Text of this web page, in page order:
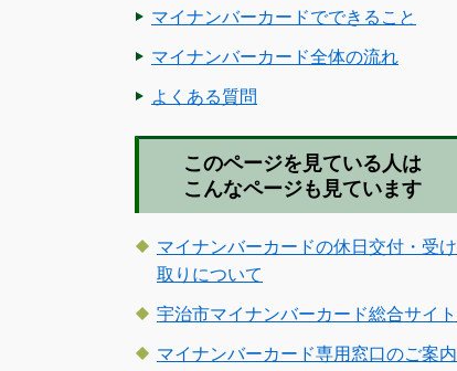
マイナンバーカードでできること
マイナンバーカード全体の流れ
よくある質問
このページを見ている人は
こんなページも見ています
マイナンバーカードの休日交付・受け
取りについて
宇治市マイナンバーカード総合サイト
マイナンバーカード専用窓口のご案内